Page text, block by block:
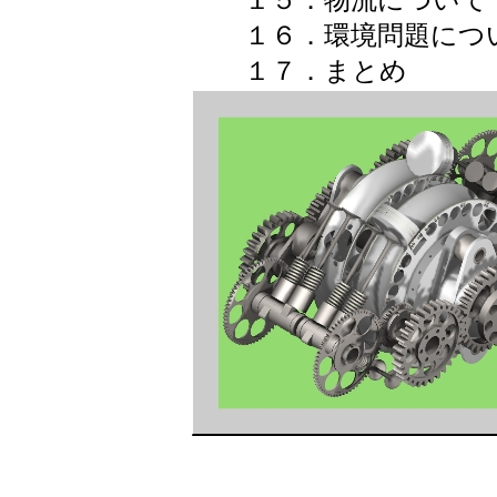
１６．環境問題につ
１７．まとめ